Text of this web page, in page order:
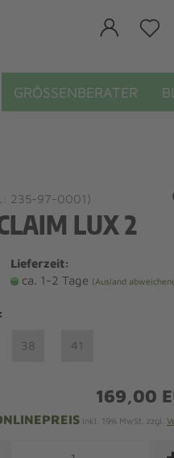
GRÖSSENBERATER
235-97-0001)
LUX 2
Lieferzeit:
ca. 1-2 Tage (Ausland
38 41
169,00
inkl. 19% MwSt. zzgl.